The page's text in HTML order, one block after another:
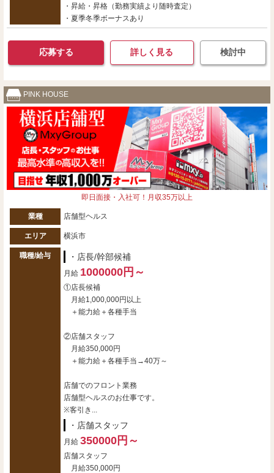
・昇給・昇格（勤務実績より随時査定）
・夏季冬季ボーナスあり
応募する 詳しく見る 検討中
PINK HOUSE
即日面接・入社可！月収35万以上
業種 店舗型ヘルス
エリア 横浜市
職種/給与 ・店長/幹部候補
月給 1000000円～
①店長候補
月給1,000,000円以上
＋能力給＋各種手当
②店舗スタッフ
月給350,000円
＋能力給＋各種手当→40万～
店舗でのフロント業務
店舗型ヘルスのお仕事です。
※客引き...
・店舗スタッフ
月給 350000円～
店舗スタッフ
月給350,000円